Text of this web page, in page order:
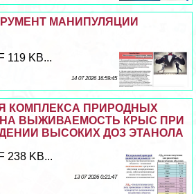
МАНИПУЛЯЦИИ
119 KB...
14 07 2026 16:59:45
КОМПЛЕКСА ПРИРОДНЫХ
ВЫЖИВАЕМОСТЬ КРЫС ПРИ
ВЫСОКИХ ДОЗ ЭТАНОЛА
238 KB...
13 07 2026 0:21:47